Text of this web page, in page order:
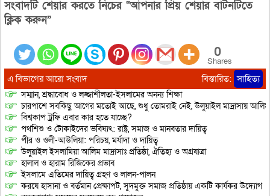
সংবাদটি শেয়ার করতে নিচের “আপনার প্রিয় শেয়ার বাটনটিতে
ক্লিক করুন”
0
Shares
এ বিভাগের আরো সংবাদ বিস্তারিত: সাহিত্য
সম্মান, শ্রদ্ধাবোধ ও লজ্জাশীলতা-ইসলামের অনন্য শিক্ষা
চারপাশে সবকিছু আগের মতোই আছে, শুধু তোমরাই নেই, উলুয়াইল মাদ্রাসায় আলিম
বিশ্বকাপ ট্রফি এবার কার হতে যাচ্ছে?
পথশিশু ও টোকাইদের ভবিষ্যৎ: রাষ্ট্র, সমাজ ও মানবতার দায়িত্ব
পীর ও ওলী-আউলিয়া: পরিচয়, মর্যাদা ও দায়িত্ব
উলুয়াইল ইসলামিয়া আলিম মাদ্রাসাঃ প্রতিষ্ঠা, ঐতিহ্য ও অগ্রযাত্রা
হালাল ও হারাম রিজিকের প্রভাব
ইসলামে এতিমের দায়িত্ব গ্রহণ ও লালন-পালন
করযে হাসানা ও বর্তমান প্রেক্ষাপট, সুদমুক্ত সমাজ প্রতিষ্ঠায় একটি কার্যকর উদ্যোগ